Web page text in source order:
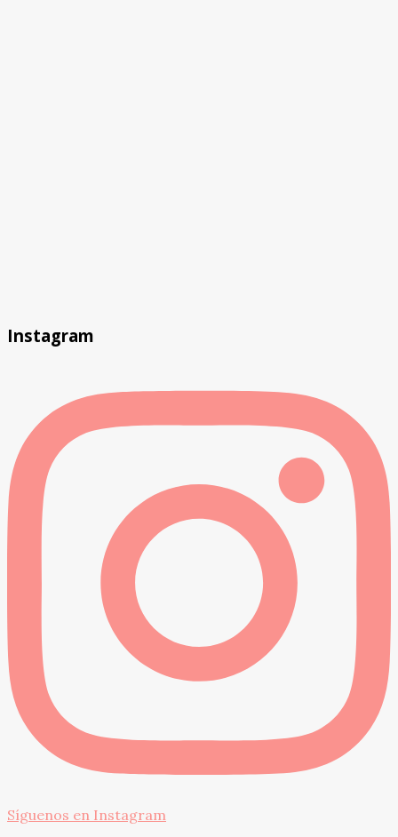
Instagram
Síguenos en Instagram